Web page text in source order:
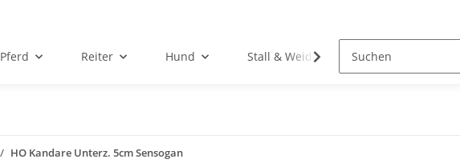
Pferd Reiter Hund Stall & Weide Hobby Horse
HO Kandare Unterz. 5cm Sensogan